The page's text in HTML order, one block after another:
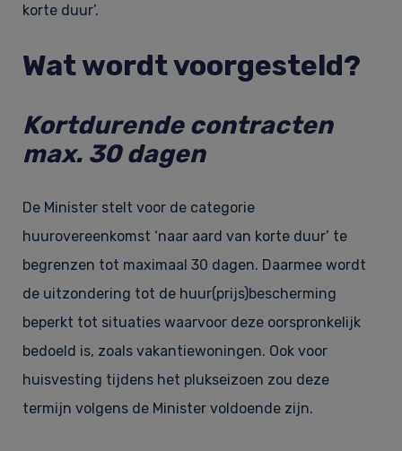
korte duur’.
Wat wordt voorgesteld?
Kortdurende contracten
max. 30 dagen
De Minister stelt voor de categorie
huurovereenkomst ‘naar aard van korte duur’ te
begrenzen tot maximaal 30 dagen. Daarmee wordt
de uitzondering tot de huur(prijs)bescherming
beperkt tot situaties waarvoor deze oorspronkelijk
bedoeld is, zoals vakantiewoningen. Ook voor
huisvesting tijdens het plukseizoen zou deze
termijn volgens de Minister voldoende zijn.